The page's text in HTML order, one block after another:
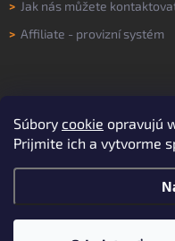
Súbory cookie opravujú
Prijmite ich a vytvorme
> Jak nás můžete
> Affiliate - provizní systém
Copyright 2026WORKNOW.